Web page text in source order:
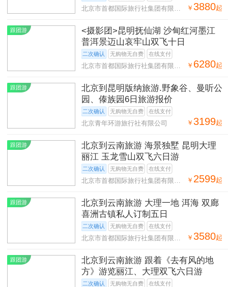
￥ 3880起
北京市首都国际旅行社集团有限公
跟团游
<摄影团>昆明抚仙湖 沙甸红河墨江
普洱景迈山哀牢山双飞十日
二次确认 无购物无自费 在线支付
￥ 6280起
北京市首都国际旅行社集团有限公
跟团游
北京到昆明版纳旅游.野象谷、曼听公
园、傣族园6日旅游报价
二次确认 无购物无自费 在线支付
￥ 3199起
北京青年环游旅行社有限公司
跟团游
北京到云南旅游 海景独墅 昆明大理
丽江 玉龙雪山双飞六日游
二次确认 无购物无自费 在线支付
￥ 2599起
北京市首都国际旅行社集团有限公
跟团游
北京到云南旅游 大理一地 洱海 双廊
喜洲古镇私人订制五日
二次确认 无购物无自费 在线支付
￥ 3580起
北京市首都国际旅行社集团有限公
跟团游
北京到云南旅游 跟着《去有风的地
方》游览丽江、大理双飞六日游
二次确认 无购物无自费 在线支付